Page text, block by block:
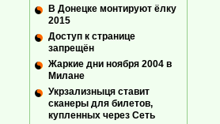
В Донецке монтируют ёлку
2015
Доступ к странице
запрещён
Жаркие дни ноября 2004 в
Милане
Укрзализныця ставит
сканеры для билетов,
купленных через Сеть